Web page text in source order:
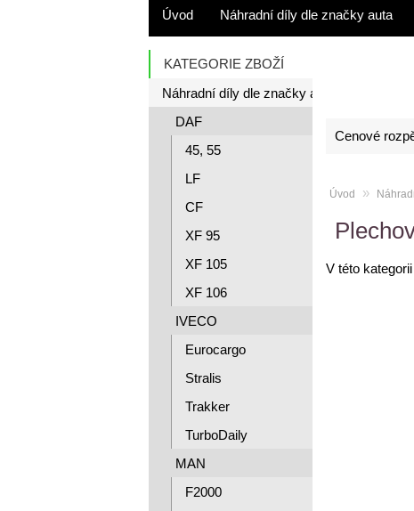
Úvod Náhradní díly dle značky auta
KATEGORIE ZBOŽÍ
Náhradní díly dle značky auta
DAF
45, 55
LF
CF
XF 95
XF 105
XF 106
IVECO
Eurocargo
Stralis
Trakker
TurboDaily
MAN
F2000
Cenové
Úvod »
V této